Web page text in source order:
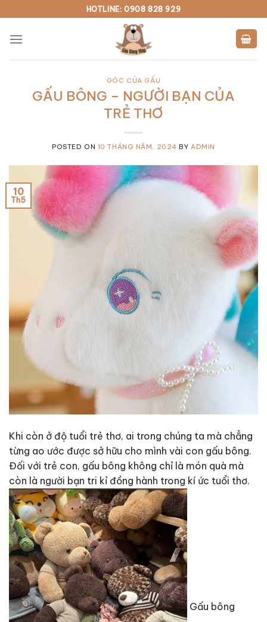
to
content
HOTLINE: 0908 828 929
GÓC CỦA GẤU
GẤU BÔNG – NGƯỜI BẠN CỦA
TRẺ THƠ
POSTED ON 10 THÁNG NĂM, 2024 BY ADMIN
10
Th5
Khi còn ở độ tuổi trẻ thơ, ai trong chúng ta mà chẳng
từng ao ước được sở hữu cho mình vài con gấu bông.
Đối với trẻ con, gấu bông không chỉ là món quà mà
còn là người bạn tri kỉ đồng hành trong kí ức tuổi thơ.
Gấu bông